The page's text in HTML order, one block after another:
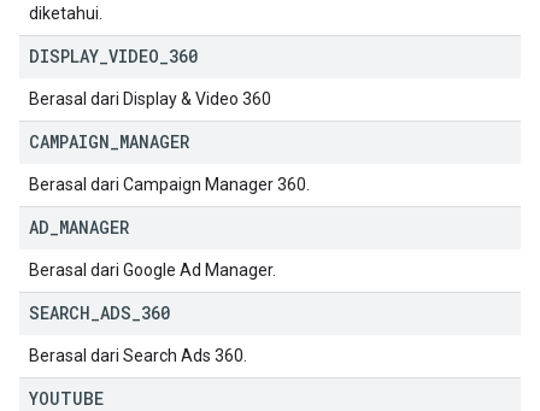
diketahui.
DISPLAY VIDEO 360
Berasal dari Display & Video 360
CAMPAIGN MANAGER
Berasal dari Campaign Manager 360.
AD MANAGER
Berasal dari Google Ad Manager.
SEARCH ADS 360
Berasal dari Search Ads 360.
YOUTUBE